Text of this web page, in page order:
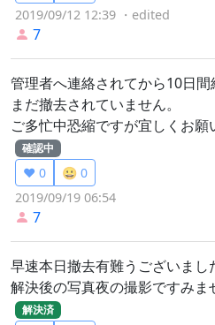
2019/09/12 12:39 ・edited
7
管理者へ連絡されてから10日
まだ撤去されていません。
ご多忙中恐縮ですが宜しくお願
確認中
❤️ 0
😀 0
2019/09/19 06:54
7
早速本日撤去有難うございまし
解決後の写真夜の撮影ですみま
解決済